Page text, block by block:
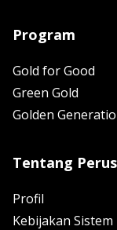
Program
Gold for Good
Green Gold
Golden
Tentang
Profil
Kebijakan